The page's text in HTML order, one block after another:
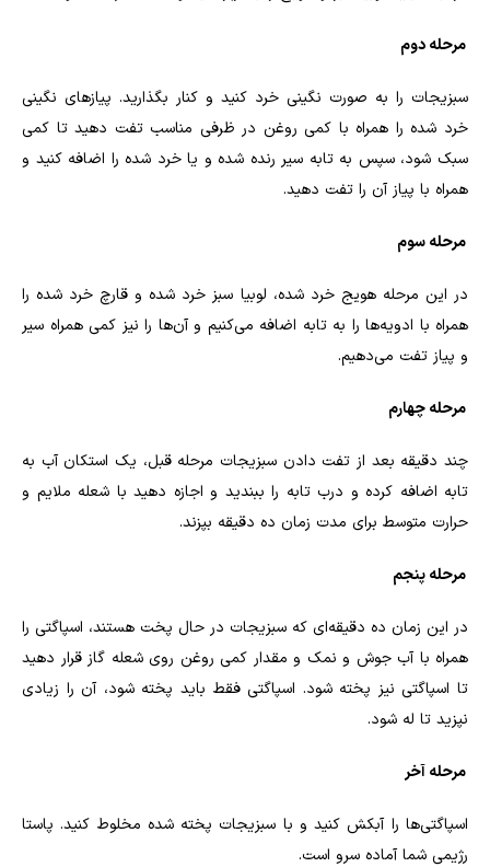
مرحله دوم
سبزیجات را به صورت نگینی خرد کنید و کنار بگذارید. پیاز‌های نگینی
خرد شده را همراه با کمی روغن در ظرفی مناسب تفت دهید‌ تا کمی
سبک شود، سپس به تابه سیر رنده شده و یا خرد شده را اضافه کنید و
همراه با پیاز آن را تفت دهید.
مرحله سوم
در این مرحله هویج خرد شده، لوبیا سبز خرد شده و قارچ خرد شده را
همراه با ادویه‌ها را به تابه اضافه می‌کنیم و آن‌ها را نیز کمی همراه سیر
و پیاز تفت می‌دهیم.
مرحله چهارم
چند دقیقه بعد از تفت دادن سبزیجات مرحله قبل، یک استکان آب به
تابه اضافه کرده و درب تابه را ببندید و اجازه دهید با شعله ملایم و
حرارت متوسط برای مدت زمان ده دقیقه بپزند.
مرحله پنجم
در این زمان ده دقیقه‌ای که سبزیجات در حال پخت هستند، اسپاگتی را
همراه با آب جوش و نمک و مقدار کمی روغن روی شعله گاز قرار دهید
تا اسپاگتی نیز پخته شود. اسپاگتی فقط باید پخته شود، آن را زیادی
نپزید تا له شود.
مرحله آخر
اسپاگتی‌ها را آبکش کنید و با سبزیجات پخته شده مخلوط کنید. پاستا
رژیمی شما آماده سرو است.